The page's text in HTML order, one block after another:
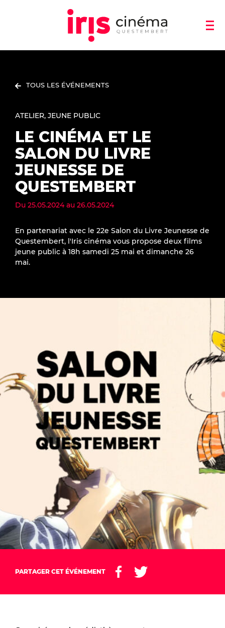
TOUS LES ÉVÉNEMENTS
ATELIER JEUNE PUBLIC
LE CINÉMA ET LE
SALON DU LIVRE
JEUNESSE DE
QUESTEMBERT
Du 25.05.2024au 26.05.2024
En partenariat avec le 22e Salon du Livre Jeunesse de
Questembert, l'Iris cinéma vous propose deux films
jeune public à 18h samedi 25 mai et dimanche 26
mai.
PARTAGER CET ÉVÉNEMENT